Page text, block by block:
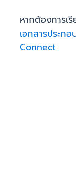
หากต้องการเรี
เอกสารประก
Connect